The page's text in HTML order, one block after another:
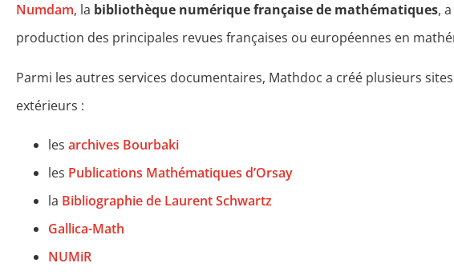
Numdam, la bibliothèque numérique française de mathématiques,
production des principales revues françaises ou européennes en
Parmi les autres services documentaires, Mathdoc a créé plusieurs
extérieurs :
les archives Bourbaki
les Publications Mathématiques d’Orsay
la Bibliographie de Laurent Schwartz
Gallica-Math
NUMiR